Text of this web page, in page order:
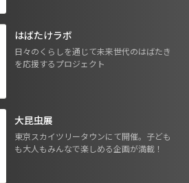
はばたけラボ
日々のくらしを通じて未来世代のはばたき
を応援するプロジェクト
大昆虫展
東京スカイツリータウンにて開催。子ども
も大人もみんなで楽しめる企画が満載！